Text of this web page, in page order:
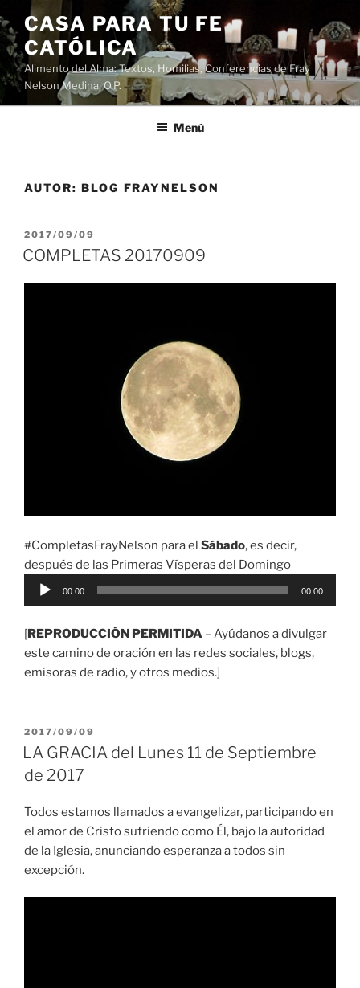
Saltar
al
contenido
CASA PARA TU FE
CATÓLICA
Alimento del Alma: Textos, Homilias, Conferencias de Fray
Nelson Medina, O.P.
Menú
AUTOR: BLOG FRAYNELSON
PUBLICADO
EL
2017/09/09
COMPLETAS 20170909
#CompletasFrayNelson para el Sábado, es decir,
después de las Primeras Vísperas del Domingo
Reproductor
00:00 00:00
[REPRODUCCIÓN PERMITIDA – Ayúdanos a divulgar
este camino de oración en las redes sociales, blogs,
emisoras de radio, y otros medios.]
PUBLICADO
EL
2017/09/09
LA GRACIA del Lunes 11 de Septiembre
de 2017
Todos estamos llamados a evangelizar, participando en
el amor de Cristo sufriendo como Él, bajo la autoridad
de la Iglesia, anunciando esperanza a todos sin
excepción.